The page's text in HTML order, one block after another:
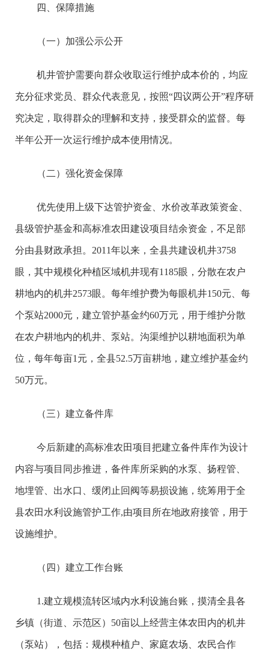
四、保障措施
（一）加强公示公开
机井管护需要向群众收取运行维护成本价的，均应
充分征求党员、群众代表意见，按照“四议两公开”程序研
究决定，取得群众的理解和支持，接受群众的监督。每
半年公开一次运行维护成本使用情况。
（二）强化资金保障
优先使用上级下达管护资金、水价改革政策资金、
县级管护基金和高标准农田建设项目结余资金，不足部
分由县财政承担。2011年以来，全县共建设机井3758
眼，其中规模化种植区域机井现有1185眼，分散在农户
耕地内的机井2573眼。每年维护费为每眼机井150元、每
个泵站2000元，建立管护基金约60万元，用于维护分散
在农户耕地内的机井、泵站。沟渠维护以耕地面积为单
位，每年每亩1元，全县52.5万亩耕地，建立维护基金约
50万元。
（三）建立备件库
今后新建的高标准农田项目把建立备件库作为设计
内容与项目同步推进，备件库所采购的水泵、扬程管、
地埋管、出水口、缓闭止回阀等易损设施，统筹用于全
县农田水利设施管护工作,由项目所在地政府接管，用于
设施维护。
（四）建立工作台账
1.建立规模流转区域内水利设施台账，摸清全县各
乡镇（街道、示范区）50亩以上经营主体农田内的机井
（泵站），包括：规模种植户、家庭农场、农民合作